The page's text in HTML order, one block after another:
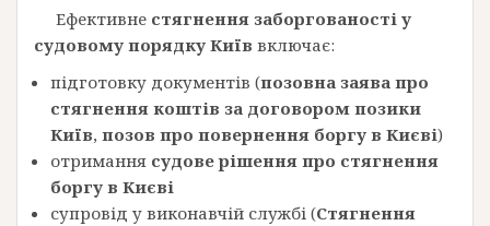
Ефективне стягнення заборгованості у
судовому порядку Київ включає:
підготовку документів (позовна заява про
стягнення коштів за договором позики
Київ, позов про повернення боргу в Києві)
отримання судове рішення про стягнення
боргу в Києві
супровід у виконавчій службі (Стягнення